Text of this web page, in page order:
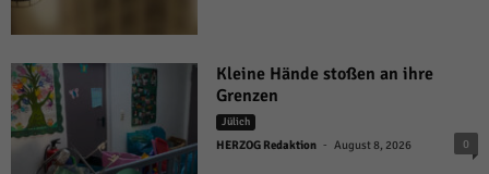
Kleine Hände stoßen an ihre
Grenzen
Jülich
HERZOG Redaktion - August 8, 2026 0